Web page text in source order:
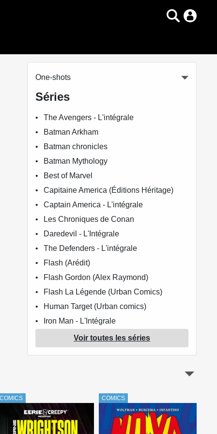
One-shots
Séries
The Avengers - L'intégrale
Batman Arkham
Batman chronicles
Batman Mythology
Best of Marvel
Capitaine America (Éditions Héritage)
Captain America - L'intégrale
Les Chroniques de Conan
Daredevil - L'Intégrale
The Defenders - L'intégrale
Flash (Arédit)
Flash Gordon (Alex Raymond)
Flash La Légende (Urban Comics)
Human Target (Urban comics)
Iron Man - L'Intégrale
Ka-zar - L'intégrale
Marvel Comics - La collection de référence
Nova - L'intégrale
Reign of X
The Savage sword of Conan (Thomas)
Voir toutes les séries
COMICS COMICS